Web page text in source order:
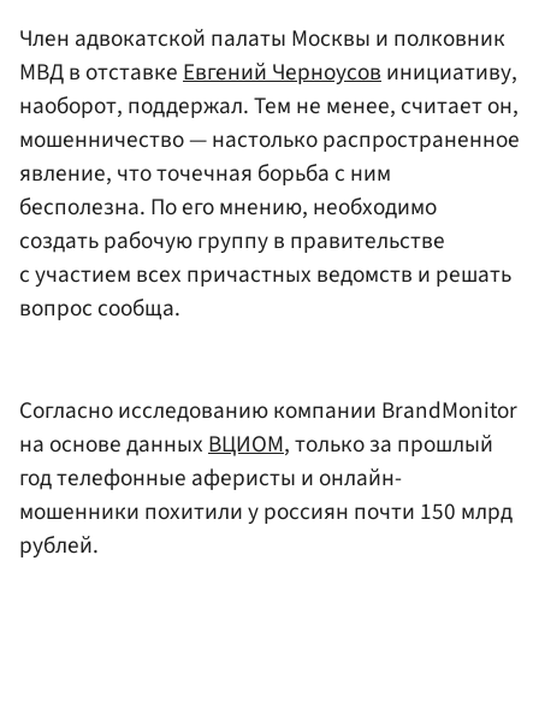
Член адвокатской палаты Москвы и полковник
МВД в отставкеЕвгений Черноусовинициативу,
наоборот, поддержал. Тем не менее, считает он,
мошенничество — настолько распространенное
явление, что точечная борьба с ним
бесполезна. По его мнению, необходимо
создать рабочую группу в правительстве
с участием всех причастных ведомств и решать
вопрос сообща.
Согласно исследованию компании BrandMonitor
на основе данныхВЦИОМ, только за прошлый
год телефонные аферисты и онлайн-
мошенники похитили у россиян почти 150 млрд
рублей.